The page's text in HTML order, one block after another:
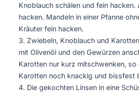
Knoblauch schälen und fein
hacken. Mandeln in einer Pfanne
Kräuter fein hacken.
Zwiebeln, Knoblauch und
mit Olivenöl und den Gewürzen
Karotten nur kurz mitschwenken, so
Karotten noch knackig und bissfest
Die gekochten Linsen in eine